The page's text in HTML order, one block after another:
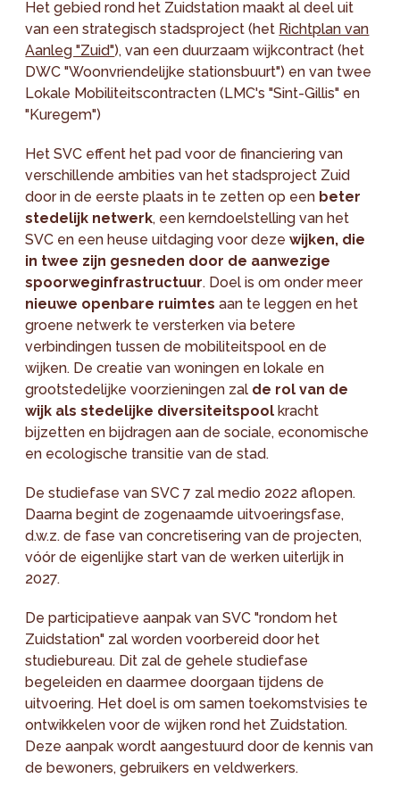
Het gebied rond het Zuidstation maakt al deel uit
van een strategisch stadsproject (het Richtplan van
Aanleg "Zuid"), van een duurzaam wijkcontract (het
DWC "Woonvriendelijke stationsbuurt") en van twee
Lokale Mobiliteitscontracten (LMC's "Sint-Gillis" en
"Kuregem")
Het SVC effent het pad voor de financiering van
verschillende ambities van het stadsproject Zuid
door in de eerste plaats in te zetten op een beter
stedelijk netwerk, een kerndoelstelling van het
SVC en een heuse uitdaging voor dezewijken, die
in twee zijn gesneden door de aanwezige
spoorweginfrastructuur. Doel is om onder meer
nieuwe openbare ruimtes aan te leggen en het
groene netwerk te versterken via betere
verbindingen tussen de mobiliteitspool en de
wijken. De creatie van woningen en lokale en
grootstedelijke voorzieningen zal de rol van de
wijk als stedelijke diversiteitspool kracht
bijzetten en bijdragen aan de sociale, economische
en ecologische transitie van de stad.
De studiefase van SVC 7 zal medio 2022 aflopen.
Daarna begint de zogenaamde uitvoeringsfase,
d.w.z. de fase van concretisering van de projecten,
vóór de eigenlijke start van de werken uiterlijk in
2027.
De participatieve aanpak van SVC "rondom het
Zuidstation" zal worden voorbereid door het
studiebureau. Dit zal de gehele studiefase
begeleiden en daarmee doorgaan tijdens de
uitvoering. Het doel is om samen toekomstvisies te
ontwikkelen voor de wijken rond het Zuidstation.
Deze aanpak wordt aangestuurd door de kennis van
de bewoners, gebruikers en veldwerkers.